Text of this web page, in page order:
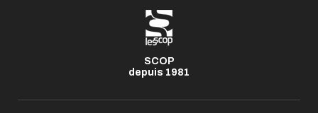
SCOP
depuis 1981